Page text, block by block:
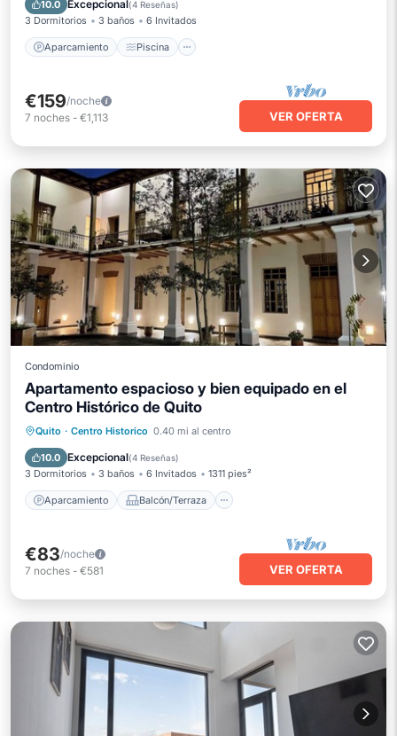
10.0 Excepcional(4 Reseñas)
3 Dormitorios 3 baños 6 Invitados
Aparcamiento Piscina
€159/noche
7 noches - €1,113 VER OFERTA
Condominio
Apartamento espacioso y bien equipado en el
Centro Histórico de Quito
Quito · Centro Historico 0.40 mi al centro
10.0 Excepcional(4 Reseñas)
3 Dormitorios 3 baños 6 Invitados 1311 pies²
Aparcamiento Balcón/Terraza
Aparcamiento
Balcón/Terraza
Cocina
Internet
€83/noche
7 noches - €581 VER OFERTA